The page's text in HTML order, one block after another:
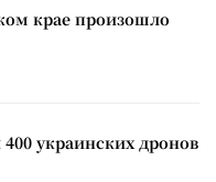
крае произошло
украинских дронов